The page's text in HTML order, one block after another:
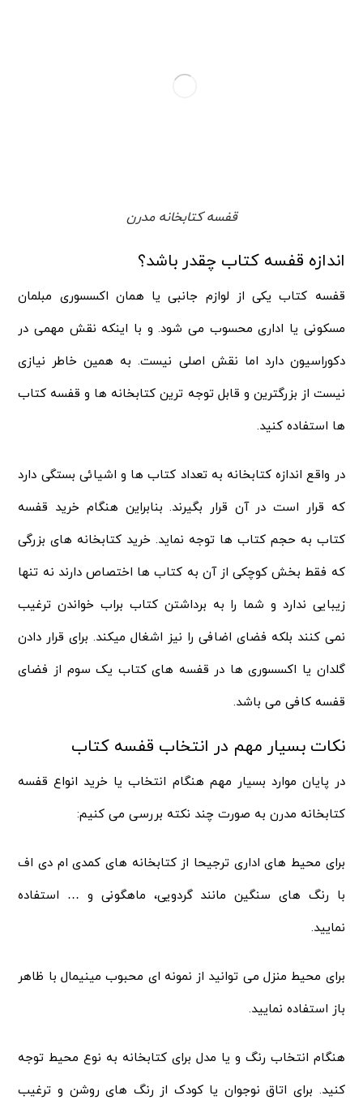
قفسه کتابخانه مدرن
اندازه قفسه کتاب چقدر باشد؟
قفسه کتاب یکی از لوازم جانبی یا همان اکسسوری مبلمان
مسکونی یا اداری محسوب می شود. و با اینکه نقش مهمی در
دکوراسیون دارد اما نقش اصلی نیست. به همین خاطر نیازی
نیست از بزرگترین و قابل توجه ترین کتابخانه ها و قفسه کتاب
ها استفاده کنید.
در واقع اندازه کتابخانه به تعداد کتاب ها و اشیائی بستگی دارد
که قرار است در آن قرار بگیرند. بنابراین هنگام خرید قفسه
کتاب به حجم کتاب ها توجه نماید. خرید کتابخانه های بزرگی
که فقط بخش کوچکی از آن به کتاب ها اختصاص دارند نه تنها
زیبایی ندارد و شما را به برداشتن کتاب براب خواندن ترغیب
نمی کنند بلکه فضای اضافی را نیز اشغال میکند. برای قرار دادن
گلدان یا اکسسوری ها در قفسه های کتاب یک سوم از فضای
قفسه کافی می باشد.
نکات بسیار مهم در انتخاب قفسه کتاب
در پایان موارد بسیار مهم هنگام انتخاب یا خرید انواع قفسه
کتابخانه مدرن به صورت چند نکته بررسی می کنیم:
برای محیط های اداری ترجیحا از کتابخانه های کمدی ام دی اف
با رنگ های سنگین مانند گردویی، ماهگونی و … استفاده
نمایید.
برای محیط منزل می توانید از نمونه ای محبوب مینیمال با ظاهر
باز استفاده نمایید.
هنگام انتخاب رنگ و یا مدل برای کتابخانه به نوع محیط توجه
کنید. برای اتاق نوجوان یا کودک از رنگ های روشن و ترغیب